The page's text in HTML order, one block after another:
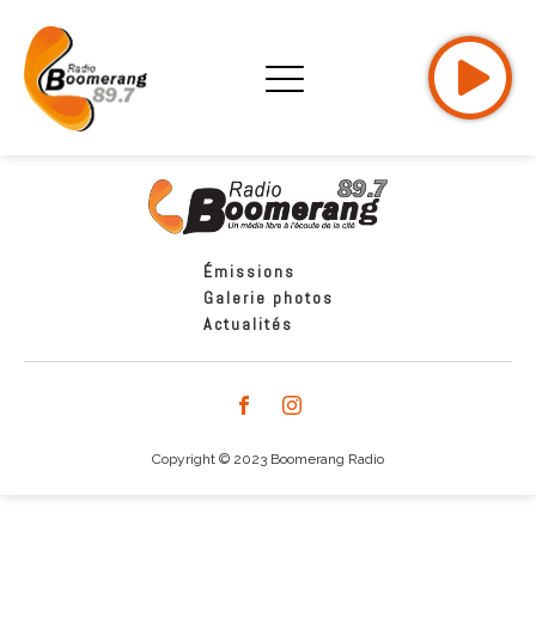
Émissions
Galerie photos
Actualités
Copyright © 2023 Boomerang Radio